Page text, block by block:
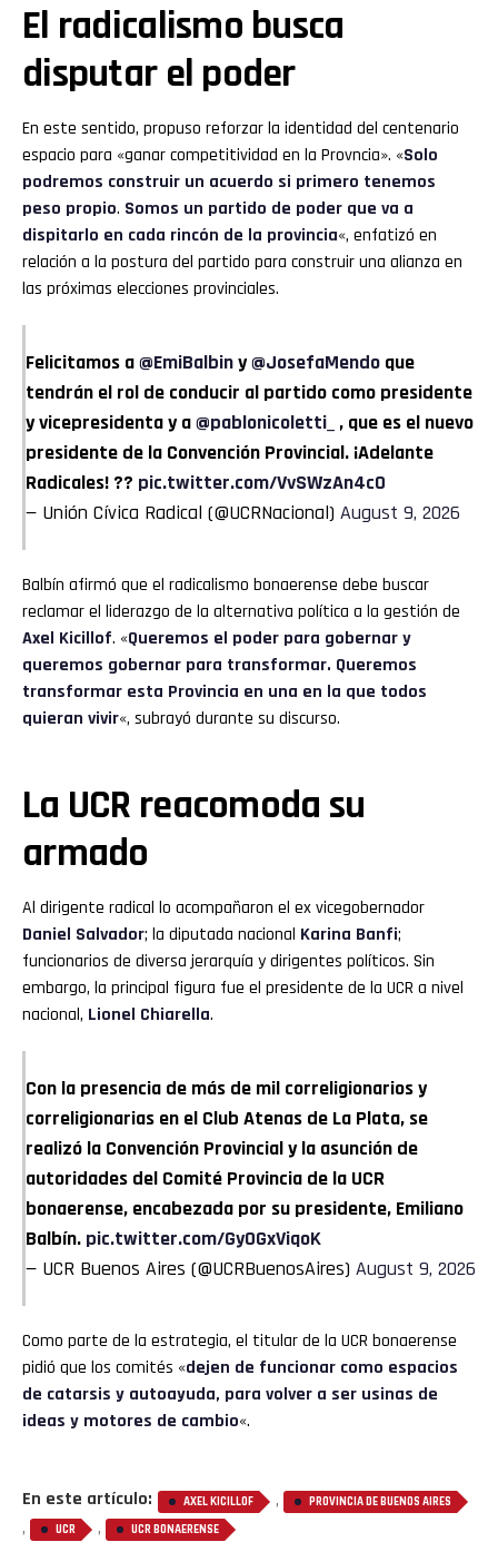
El radicalismo busca
disputar el poder
En este sentido, propuso reforzar la identidad del centenario
espacio para «ganar competitividad en la Provncia». «Solo
podremos construir un acuerdo si primero tenemos
peso propio. Somos un partido de poder que va a
dispitarlo en cada rincón de la provincia«, enfatizó en
relación a la postura del partido para construir una alianza en
las próximas elecciones provinciales.
Felicitamos a@EmiBalbiny@JosefaMendo que
tendrán el rol de conducir al partido como presidente
y vicepresidenta y a@pablonicoletti_ , que es el nuevo
presidente de la Convención Provincial. ¡Adelante
Radicales! ?? pic.twitter.com/VvSWzAn4c0
— Unión Cívica Radical (@UCRNacional) August 9, 2026
Balbín afirmó que el radicalismo bonaerense debe buscar
reclamar el liderazgo de la alternativa política a la gestión de
Axel Kicillof. «Queremos el poder para gobernar y
queremos gobernar para transformar. Queremos
transformar esta Provincia en una en la que todos
quieran vivir«, subrayó durante su discurso.
La UCR reacomoda su
armado
Al dirigente radical lo acompañaron el ex vicegobernador
Daniel Salvador; la diputada nacional Karina Banfi;
funcionarios de diversa jerarquía y dirigentes políticos. Sin
embargo, la principal figura fue el presidente de la UCR a nivel
nacional, Lionel Chiarella.
Con la presencia de más de mil correligionarios y
correligionarias en el Club Atenas de La Plata, se
realizó la Convención Provincial y la asunción de
autoridades del Comité Provincia de la UCR
bonaerense, encabezada por su presidente, Emiliano
Balbín. pic.twitter.com/GyOGxViqoK
— UCR Buenos Aires (@UCRBuenosAires) August 9, 2026
Como parte de la estrategia, el titular de la UCR bonaerense
pidió que los comités «dejen de funcionar como espacios
de catarsis y autoayuda, para volver a ser usinas de
ideas y motores de cambio«.
En este artículo: AXEL KICILLOF , PROVINCIA DE BUENOS AIRES
, UCR , UCR BONAERENSE